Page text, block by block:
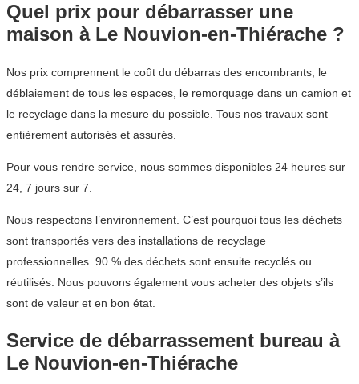
Quel prix pour débarrasser une
maison à Le Nouvion-en-Thiérache ?
Nos prix comprennent le coût du débarras des encombrants, le
déblaiement de tous les espaces, le remorquage dans un camion et
le recyclage dans la mesure du possible. Tous nos travaux sont
entièrement autorisés et assurés.
Pour vous rendre service, nous sommes disponibles 24 heures sur
24, 7 jours sur 7.
Nous respectons l’environnement. C’est pourquoi tous les déchets
sont transportés vers des installations de recyclage
professionnelles. 90 % des déchets sont ensuite recyclés ou
réutilisés. Nous pouvons également vous acheter des objets s’ils
sont de valeur et en bon état.
Service de débarrassement bureau à
Le Nouvion-en-Thiérache